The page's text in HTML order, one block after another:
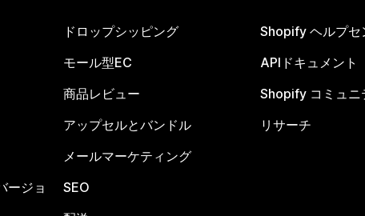
ージョ
ドロップシッピング
モール型EC
商品レビュー
アップセルとバンドル
メールマーケティング
SEO
Shopify ヘルプセ
APIドキュメント
Shopify コミュニ
リサーチ